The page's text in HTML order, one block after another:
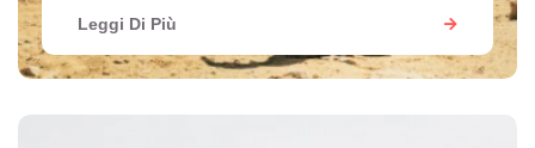
Leggi Di Più